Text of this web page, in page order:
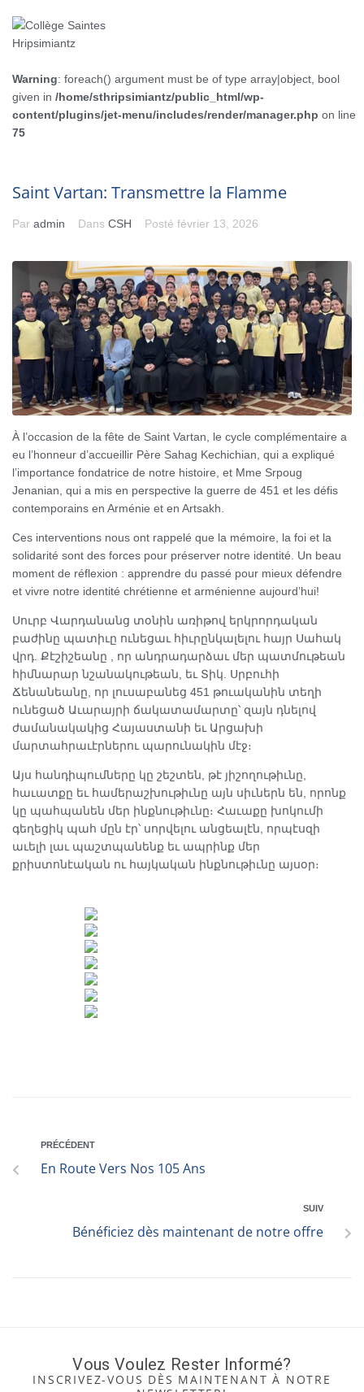
Warning: foreach() argument must be of type array|object, bool
given in /home/sthripsimiantz/public_html/wp-
content/plugins/jet-menu/includes/render/manager.php on line
75
Saint Vartan: Transmettre la Flamme
Par admin Dans CSH Posté février 13, 2026
À l’occasion de la fête de Saint Vartan, le cycle complémentaire a
eu l’honneur d’accueillir Père Sahag Kechichian, qui a expliqué
l’importance fondatrice de notre histoire, et Mme Srpoug
Jenanian, qui a mis en perspective la guerre de 451 et les défis
contemporains en Arménie et en Artsakh.
Ces interventions nous ont rappelé que la mémoire, la foi et la
solidarité sont des forces pour préserver notre identité. Un beau
moment de réflexion : apprendre du passé pour mieux défendre
et vivre notre identité chrétienne et arménienne aujourd’hui!
Սուրբ Վարդանանց տօնին առիթով երկրորդական
բաժինը պատիւը ունեցաւ հիւրընկալելու հայր Սահակ
վրդ. Քէշիշեանը , որ անդրադարձաւ մեր պատմութեան
հիմնարար նշանակութեան, եւ Տիկ. Սրբուհի
Ճենանեանը, որ լուսաբանեց 451 թուականին տեղի
ունեցած Աւարայրի ճակատամարտը՝ զայն դնելով
ժամանակակից Հայաստանի եւ Արցախի
մարտահրաւէրներու պարունակին մէջ։
Այս հանդիպումները կը շեշտեն, թէ յիշողութիւնը,
հաւատքը եւ համերաշխութիւնը այն սիւներն են, որոնք
կը պահպանեն մեր ինքնութիւնը։ Հաւաքը խոկումի
գեղեցիկ պահ մըն էր՝ սորվելու անցեալէն, որպէսզի
աւելի լաւ պաշտպանենք եւ ապրինք մեր
քրիստոնէական ու հայկական ինքնութիւնը այսօր։
PRÉCÉDENT
En Route Vers Nos 105 Ans
SUIV
Bénéficiez dès maintenant de notre offre
Vous Voulez Rester Informé?
INSCRIVEZ-VOUS DÈS MAINTENANT À NOTRE